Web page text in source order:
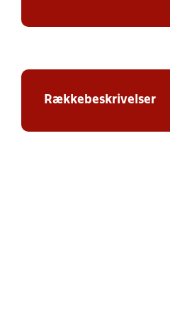
Rækkebeskrivelser